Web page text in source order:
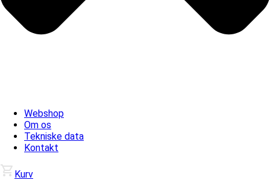
Webshop
Om os
Tekniske data
Kontakt
Kurv